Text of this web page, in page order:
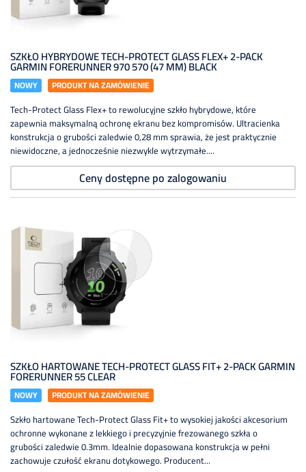
SZKŁO HYBRYDOWE TECH-PROTECT GLASS FLEX+ 2-PACK
GARMIN FORERUNNER 970 570 (47 MM) BLACK
NOWY PRODUKT NA ZAMÓWIENIE
Tech-Protect Glass Flex+ to rewolucyjne szkło hybrydowe, które
zapewnia maksymalną ochronę ekranu bez kompromisów. Ultracienka
konstrukcja o grubości zaledwie 0,28 mm sprawia, że jest praktycznie
niewidoczne, a jednocześnie niezwykle wytrzymałe....
Ceny dostępne po zalogowaniu
SZKŁO HARTOWANE TECH-PROTECT GLASS FIT+ 2-PACK GARMIN
FORERUNNER 55 CLEAR
NOWY PRODUKT NA ZAMÓWIENIE
Szkło hartowane Tech-Protect Glass Fit+ to wysokiej jakości akcesorium
ochronne wykonane z lekkiego i precyzyjnie frezowanego szkła o
grubości zaledwie 0.3mm. Idealnie dopasowana konstrukcja w pełni
zachowuje czułość ekranu dotykowego. Producent...